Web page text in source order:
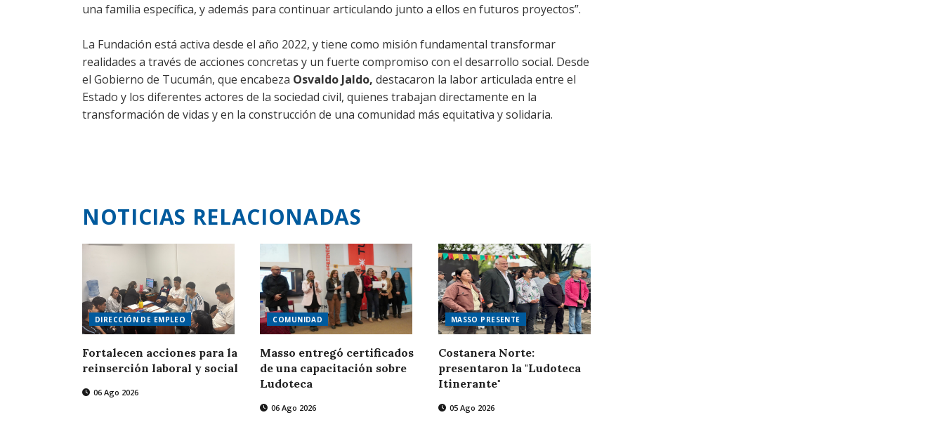
una familia específica, y además para continuar articulando junto a ellos en futuros proyectos”.
La Fundación está activa desde el año 2022, y tiene como misión fundamental transformar
realidades a través de acciones concretas y un fuerte compromiso con el desarrollo social. Desde
el Gobierno de Tucumán, que encabeza Osvaldo Jaldo, destacaron la labor articulada entre el
Estado y los diferentes actores de la sociedad civil, quienes trabajan directamente en la
transformación de vidas y en la construcción de una comunidad más equitativa y solidaria.
NOTICIAS RELACIONADAS
DIRECCIÓN DE EMPLEO
Fortalecen acciones para la
reinserción laboral y social
06 Ago 2026
COMUNIDAD
Masso entregó certificados
de una capacitación sobre
Ludoteca
06 Ago 2026
MASSO PRESENTE
Costanera Norte:
presentaron la "Ludoteca
Itinerante"
05 Ago 2026